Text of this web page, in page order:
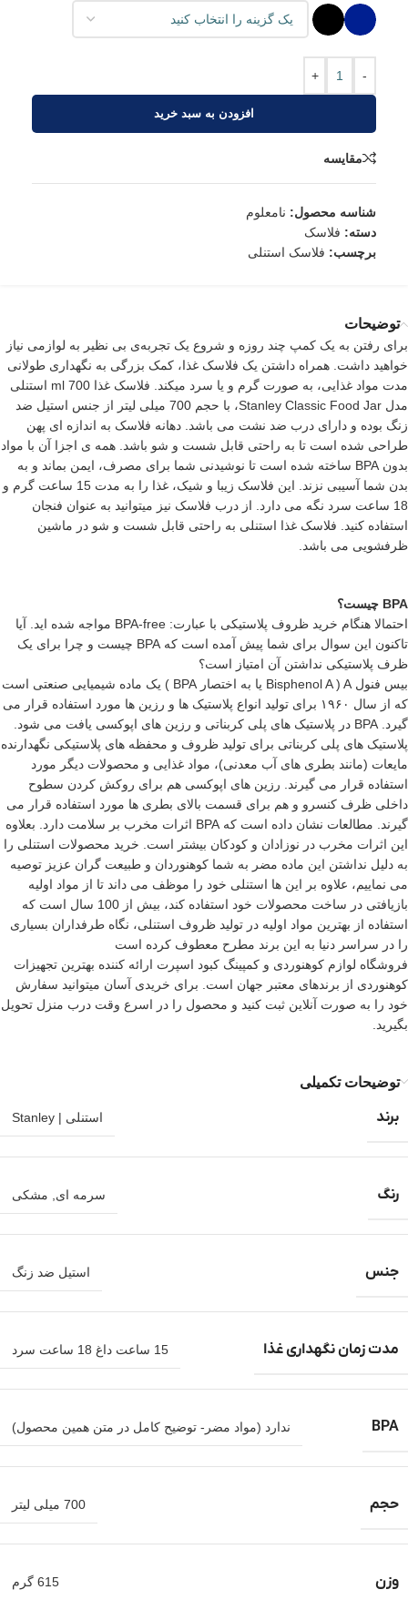
-
+
افزودن به سبد خرید
مقایسه
شناسه محصول: نامعلوم
دسته: فلاسک
برچسب: فلاسک استنلی
توضیحات
برای رفتن به یک کمپ چند روزه و شروع یک تجربه‌ی بی نظیر به لوازمی نیاز
خواهید داشت. همراه داشتن یک فلاسک غذا، کمک بزرگی به نگهداری طولانی
مدت مواد غذایی، به صورت گرم و یا سرد میکند. فلاسک غذا 700 ml استنلی
مدل Stanley Classic Food Jar، با حجم 700 میلی لیتر از جنس استیل ضد
زنگ بوده و دارای درب ضد نشت می باشد. دهانه فلاسک به اندازه ای پهن
طراحی شده است تا به راحتی قابل شست و شو باشد. همه ی اجزا آن با مواد
بدون BPA ساخته شده است تا نوشیدنی شما برای مصرف، ایمن بماند و به
بدن شما آسیبی نزند. این فلاسک زیبا و شیک، غذا را به مدت 15 ساعت گرم و
18 ساعت سرد نگه می دارد. از درب فلاسک نیز میتوانید به عنوان فنجان
استفاده کنید. فلاسک غذا استنلی به راحتی قابل شست و شو در ماشین
ظرفشویی می باشد.
BPA چیست؟
احتمالا هنگام خرید ظروف پلاستیکی با عبارت: BPA-free مواجه شده اید. آیا
تاکنون این سوال برای شما پیش آمده است که BPA چیست و چرا برای یک
ظرف پلاستیکی نداشتن آن امتیاز است؟
بیس فنول Bisphenol A ) A یا به اختصار BPA ) یک ماده شیمیایی صنعتی است
که از سال ۱۹۶۰ برای تولید انواع پلاستیک ها و رزین ها مورد استفاده قرار می
گیرد. BPA در پلاستیک های پلی کربناتی و رزین های اپوکسی یافت می شود.
پلاستیک های پلی کربناتی برای تولید ظروف و محفظه های پلاستیکی نگهدارنده
مایعات (مانند بطری های آب معدنی)، مواد غذایی و محصولات دیگر مورد
استفاده قرار می گیرند. رزین های اپوکسی هم برای روکش کردن سطوح
داخلی ظرف کنسرو و هم برای قسمت بالای بطری ها مورد استفاده قرار می
گیرند. مطالعات نشان داده است که BPA اثرات مخرب بر سلامت دارد. بعلاوه
این اثرات مخرب در نوزادان و کودکان بیشتر است. خرید محصولات استنلی را
به دلیل نداشتن این ماده مضر به شما کوهنوردان و طبیعت گران عزیز توصیه
می نماییم، علاوه بر این ها استنلی خود را موظف می داند تا از مواد اولیه
بازیافتی در ساخت محصولات خود استفاده کند، بیش از 100 سال است که
استفاده از بهترین مواد اولیه در تولید ظروف استنلی، نگاه طرفداران بسیاری
را در سراسر دنیا به این برند مطرح معطوف کرده است
فروشگاه لوازم کوهنوردی و کمپینگ کبود اسپرت ارائه کننده بهترین تجهیزات
کوهنوردی از برندهای معتبر جهان است. برای خریدی آسان میتوانید سفارش
خود را به صورت آنلاین ثبت کنید و محصول را در اسرع وقت درب منزل تحویل
بگیرید.
توضیحات تکمیلی
برند استنلی | Stanley
رنگ سرمه ای مشکی
جنس استیل ضد زنگ
مدت زمان نگهداری غذا 15 ساعت داغ 18 ساعت سرد
BPA ندارد (مواد مضر- توضیح کامل در متن همین محصول)
حجم 700 میلی لیتر
وزن 615 گرم